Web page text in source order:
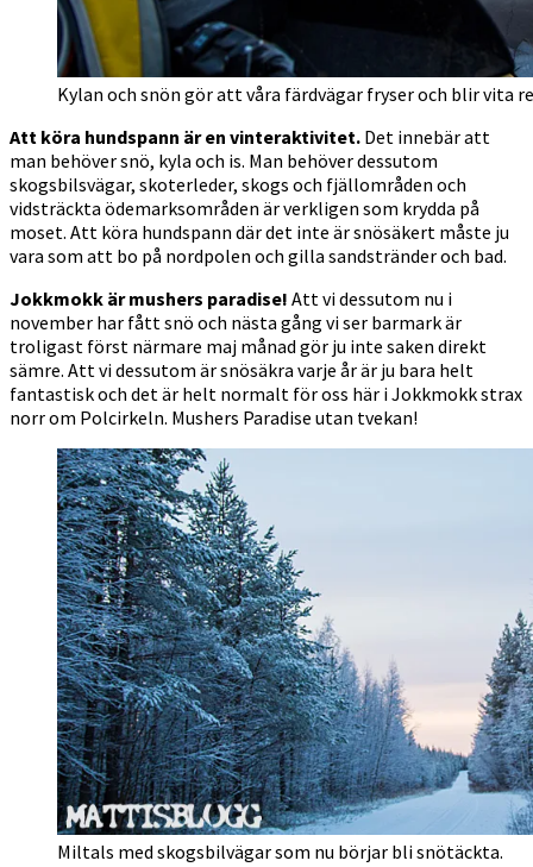
Kylan och snön gör att våra färdvägar fryser och blir vita
Att köra hundspann är en vinteraktivitet. Det innebär att
man behöver snö, kyla och is. Man behöver dessutom
skogsbilsvägar, skoterleder, skogs och fjällområden och
vidsträckta ödemarksområden är verkligen som krydda på
moset. Att köra hundspann där det inte är snösäkert måste ju
vara som att bo på nordpolen och gilla sandstränder och bad.
Jokkmokk är mushers paradise! Att vi dessutom nu i
november har fått snö och nästa gång vi ser barmark är
troligast först närmare maj månad gör ju inte saken direkt
sämre. Att vi dessutom är snösäkra varje år är ju bara helt
fantastisk och det är helt normalt för oss här i Jokkmokk strax
norr om Polcirkeln. Mushers Paradise utan tvekan!
Miltals med skogsbilvägar som nu börjar bli snötäckta.